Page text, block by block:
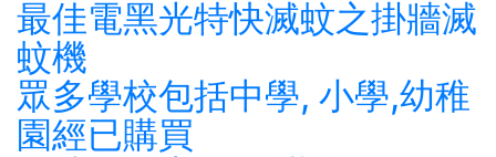
最佳電黑光特快滅蚊之掛牆滅
蚊機
眾多學校包括中學, 小學,幼稚
園經已購買